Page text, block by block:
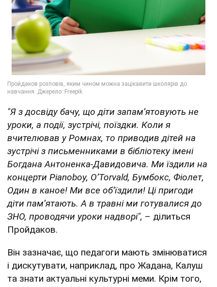
"Я з досвіду бачу, що діти запамʼятовують не
уроки, а події, зустрічі, поїздки. Коли я
вчителював у Ромнах, то приводив дітей на
зустрічі з письменниками в бібліотеку імені
Богдана Антоненка-Давидовича. Ми їздили на
концерти Pianoboy, O’Torvald, Бумбокс, Фіолет,
Один в каное! Ми все обʼїздили! Ці пригоди
діти памʼятають. А в травні ми готувалися до
ЗНО, проводячи уроки надворі", – ділиться
Пройдаков.
Він зазначає, що педагоги мають змінюватися
і дискутувати, наприклад, про Жадана, Калуш
та знати актуальні культурні меми. Крім того,